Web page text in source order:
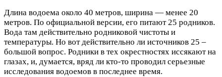
Длина водоема около 40 метров, ширина — менее 20
метров. По официальной версии, его питают 25 родников.
Вода там действительно родниковой чистоты и
температуры. Но вот действительно ли источников 25 –
большой вопрос. Родники в тех окрестностях иссякают на
глазах, и, думается, вряд ли кто-то проводил серьезные
исследования водоемов в последнее время.